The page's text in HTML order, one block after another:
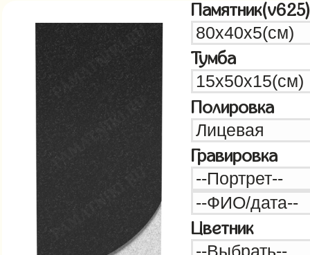
Памятник(v625)
Тумба
Полировка
Гравировка
Цветник